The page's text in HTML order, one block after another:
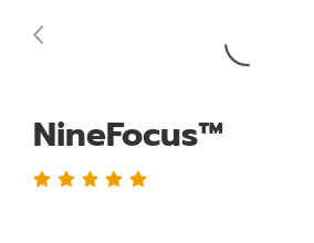
NineFocus™